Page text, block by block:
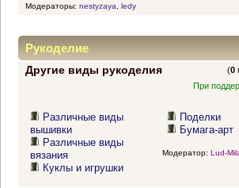
Модераторы: nestyzaya ledy
Рукоделие
Другие виды рукоделия (0
При
Различные виды
вышивки
Различные виды
вязания
Куклы и игрушки
Поделки
Бумага-арт
Модератор: Lud-